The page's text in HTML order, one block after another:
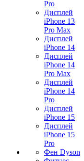
Pro
Дисплей
iPhone 13
Pro Max
Дисплей
iPhone 14
Дисплей
iPhone 14
Pro Max
Дисплей
iPhone 14
Pro
Дисплей
iPhone 15
Дисплей
iPhone 15
Pro
Фен Dyson